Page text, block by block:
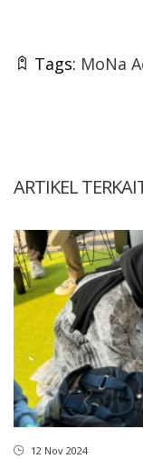
Tags: MoNa
ARTIKEL
12 Nov 2024